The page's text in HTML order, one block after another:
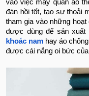
vào việc may quần áo
đàn hồi tốt, tạo sự thoải
tham gia vào những
được dùng để sản xuất
khoác nam hay áo
được cái nắng oi bức